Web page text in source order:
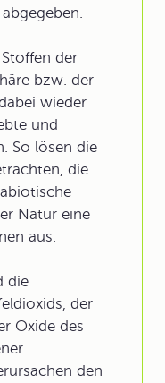
der
bzw. der
wieder
und
So lösen die
die
Natur eine
aus.
die
der
Oxide des
den